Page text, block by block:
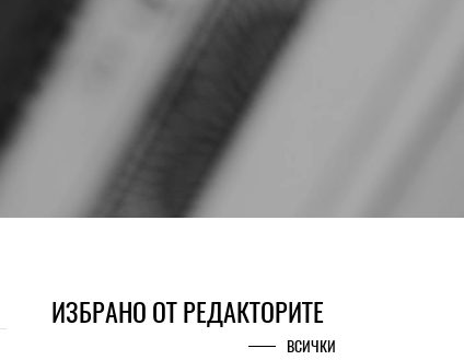
ИЗБРАНО ОТ РЕДАКТОРИТЕ
ВСИЧКИ